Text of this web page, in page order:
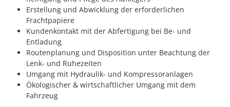
Erstellung und Abwicklung der erforderlichen
Frachtpapiere
Kundenkontakt mit der Abfertigung bei Be- und
Entladung
Routenplanung und Disposition unter Beachtung der
Lenk- und Ruhezeiten
Umgang mit Hydraulik- und Kompressoranlagen
Ökologischer & wirtschaftlicher Umgang mit dem
Fahrzeug